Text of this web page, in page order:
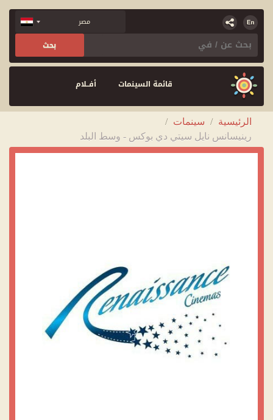
قائمة السينمات أفــلام
الرئيسية / سينمات /
رينيسانس نايل سيتي دي بوكس - وسط البلد